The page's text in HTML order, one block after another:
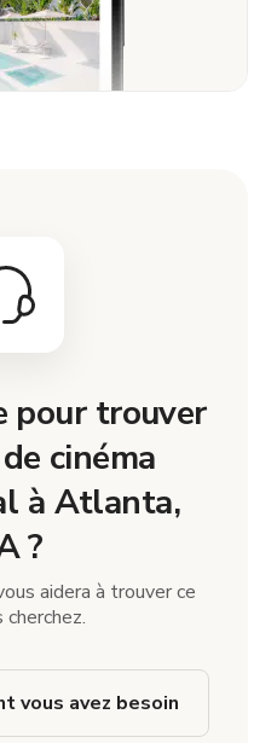
pour trouver
cinéma
à Atlanta,
?
aidera à trouver ce
vous avez besoin